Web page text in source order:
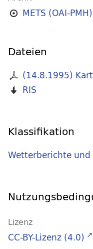
METS (OAI-PMH)
Dateien
(14.8.1995)
RIS
Klassifikation
Wetterberichte
Lizenz
CC-BY-Lizenz (4.0)